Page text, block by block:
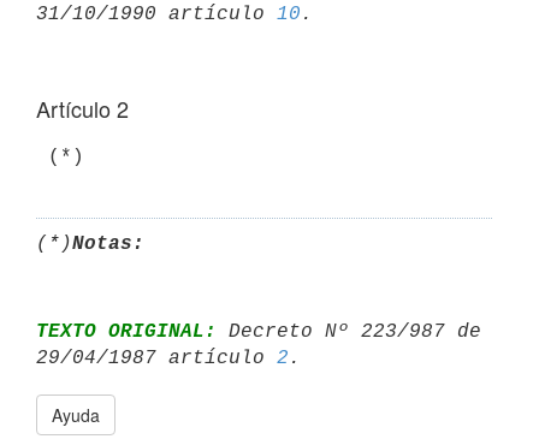
31/10/1990 artículo 10
Artículo 2
(*)Notas:
TEXTO ORIGINAL:
Decreto Nº 223/987 de
29/04/1987 artículo 2
Ayuda